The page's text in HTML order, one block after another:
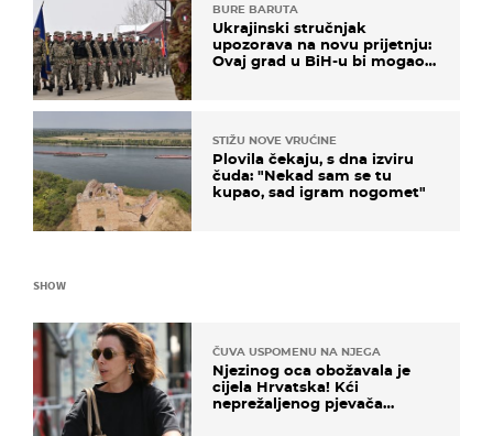
BURE BARUTA
Ukrajinski stručnjak
upozorava na novu prijetnju:
Ovaj grad u BiH-u bi mogao
STIŽU NOVE VRUĆINE
Plovila čekaju, s dna izviru
čuda: "Nekad sam se tu
kupao, sad igram nogomet"
SHOW
ČUVA USPOMENU NA NJEGA
Njezinog oca obožavala je
cijela Hrvatska! Kći
neprežaljenog pjevača